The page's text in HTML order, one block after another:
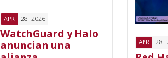
APR 28 2026
WatchGuard y Halo
anuncian una
APR 28